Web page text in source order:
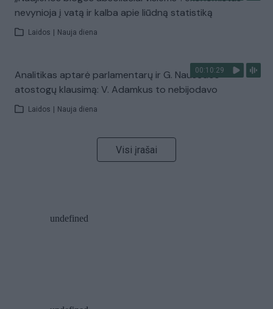
nevynioja į vatą ir kalba apie liūdną statistiką
Laidos Nauja diena
00:10:29
Analitikas aptarė parlamentarų ir G. Nausėdos
atostogų klausimą: V. Adamkus to nebijodavo
Laidos Nauja diena
Visi įrašai